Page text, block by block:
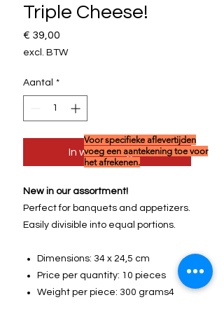
Triple Cheese!
€ 39,00
excl. BTW
Aantal *
In winkelwagen
New in our assortment!
Perfect for banquets and appetizers.
Easily divisible into equal portions.
Dimensions: 34 x 24,5 cm
Price per quantity: 10 pieces
Weight per piece: 300 grams4
Voor specifieke aflevertijden
voeg een aantekening toe voor
het afrekenen.